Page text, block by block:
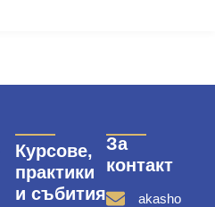
Курсове,
практики
и събития
За
контакт
akasho